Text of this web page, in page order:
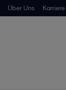
Über Uns Karriere